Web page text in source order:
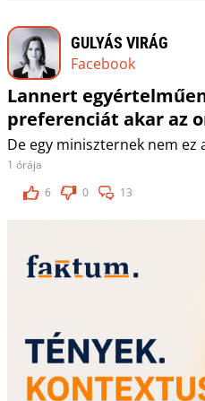
GULYÁS VIRÁG
Facebook
Lannert
preferenciát akar az
De egy miniszternek nem ez
1 órája
6
0 13